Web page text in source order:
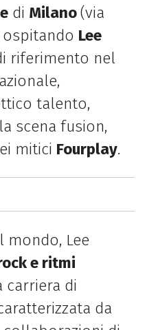
di Milano(via
ospitando Lee
riferimento nel
talento,
scena fusion,
mitici Fourplay.
mondo, Lee
e ritmi
carriera di
da